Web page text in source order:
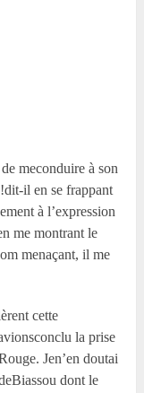
meconduire à son
il en se frappant
à l’expression
me montrant le
menaçant, il me
cette
la prise
Jen’en doutai
dont le